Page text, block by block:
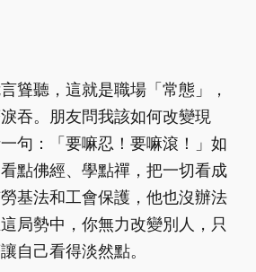
聳聽，這就是職場「常態」，
吞。朋友問我該如何改變現
句：「要嘛忍！要嘛滾！」如
點佛經、學點禪，把一切看成
基法和工會保護，他也沒辦法
局勢中，你無力改變別人，只
自己看得淡然點。